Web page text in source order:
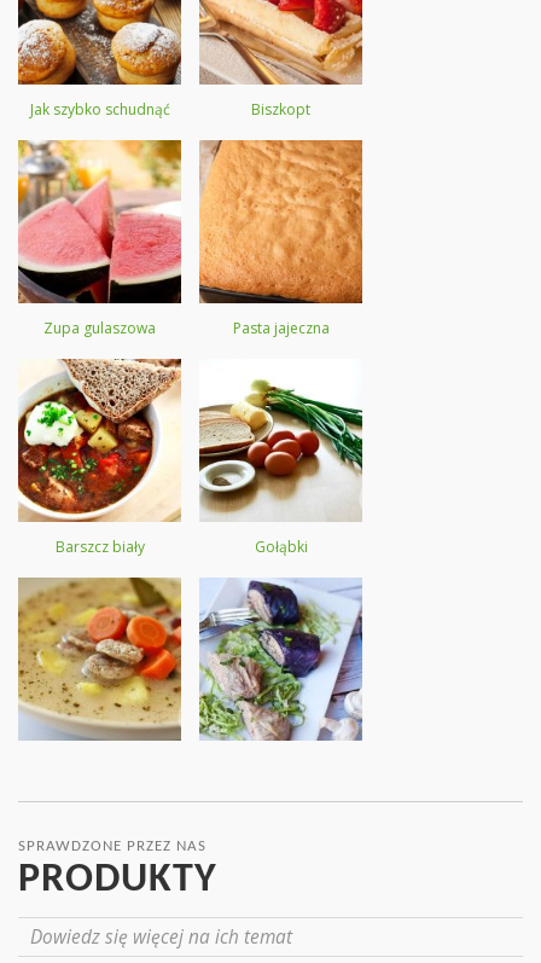
Jak szybko schudnąć Biszkopt
Zupa gulaszowa Pasta jajeczna
Barszcz biały Gołąbki
SPRAWDZONE PRZEZ NAS
PRODUKTY
Dowiedz się więcej na ich temat